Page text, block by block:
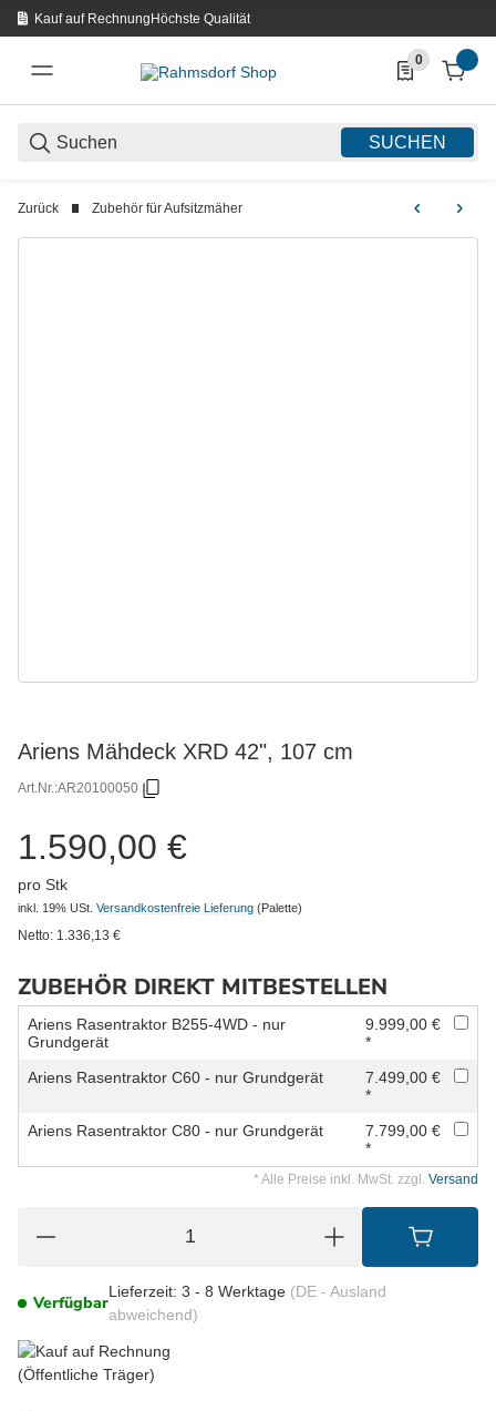
Kauf auf RechnungHöchste Qualität
SUCHEN
0
0 Produkte in
Zurück Zubehör für Aufsitzmäher
Ariens Mähdeck XRD 42", 107 cm
Art.Nr.:AR20100050
1.590,00 €
pro Stk
inkl. 19% USt. Versandkostenfreie Lieferung (Palette)
Netto: 1.336,13 €
ZUBEHÖR DIREKT MITBESTELLEN
Ariens Rasentraktor B255-4WD - nur
Grundgerät
9.999,00 €
*
Ariens Rasentraktor C60 - nur Grundgerät
7.499,00 €
*
Ariens Rasentraktor C80 - nur Grundgerät
7.799,00 €
*
* Alle Preise inkl. MwSt. zzgl. Versand
Verfügbar
Lieferzeit: 3 - 8 Werktage (DE - Ausland
abweichend)